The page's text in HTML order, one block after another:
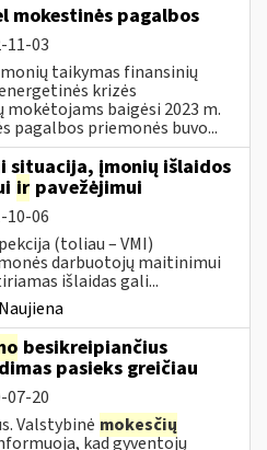
mokestinės pagalbos
11-03
taikymas finansinių
krizės
baigėsi 2023 m.
pagalbos priemonės buvo...
situacija, įmonių išlaidos
ir pavežėjimui
10-06
(toliau – VMI)
darbuotojų maitinimui
išlaidas gali...
Naujiena
besikreipiančius
pasieks greičiau
07-20
Valstybinė mokesčių
kad gyventojų